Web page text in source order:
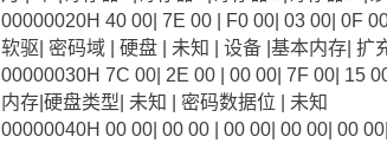
00000020H 40 00| 7E 00 | F0 00| 03 00| 0F
软驱| 密码域 | 硬盘 | 未知 | 设备 |基本内存| 扩
00000030H 7C 00| 2E 00 | 00 00| 7F 00| 15
内存|硬盘类型| 未知 | 密码数据位 | 未知
00000040H 00 00| 00 00 | 00 00| 00 00| 00